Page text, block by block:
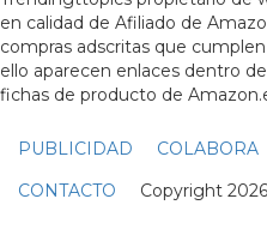
en calidad de Afiliado de
compras adscritas que
ello aparecen enlaces dentro
fichas de producto de
PUBLICIDAD COLABORA
CONTACTO Copyright